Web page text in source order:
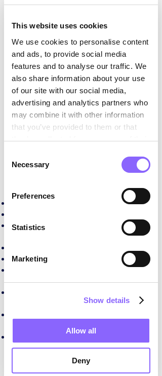
This website uses cookies
We use cookies to personalise content
and ads, to provide social media
features and to analyse our traffic. We
also share information about your use
of our site with our social media,
advertising and analytics partners who
may combine it with other information
that you’ve provided to them or that
they’ve collected from your use of their
Selection
Necessary
Preferences
Statistics
Marketing
Show details
Allow all
Deny
Welche Daten werden
bei der Nutzung
unserer Internetseiten
bearbeitet?​
Sie können grundsätzlich unsere
Internetseiten besuchen, ohne dass Sie
Angaben zu Ihrer Person machen müssen.
Beim Besuch unserer Internetseiten
speichern unsere Server temporär jeden
und bis zur automatisierten Löschung
nach spätestens sieben Monaten von uns
IP-Adresse des anfragenden Rechners
Internetseite, von der aus der Zugriff
erfolgte, ggf. mit verwendetem Suchwort
durchgeführte Suchabfragen
das Betriebssystem Ihres Rechners (vom
User Agent zur Verfügung gestellt)
Agent zur Verfügung gestellt)
Die Erhebung und Verarbeitung dieser
Daten dient der Systemsicherheit und -